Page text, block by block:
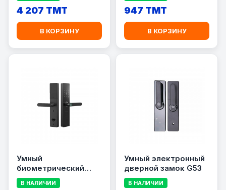
4 207 TMT
В КОРЗИНУ
947 TMT
В КОРЗИНУ
Умный
биометрический
дверной замок G58
В НАЛИЧИИ
Умный электронный
дверной замок G53
В НАЛИЧИИ